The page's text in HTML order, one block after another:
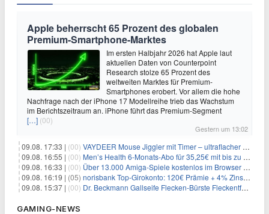
Apple beherrscht 65 Prozent des globalen
Premium-Smartphone-Marktes
Im ersten Halbjahr 2026 hat Apple laut
aktuellen Daten von Counterpoint
Research stolze 65 Prozent des
weltweiten Marktes für Premium-
Smartphones erobert. Vor allem die hohe
Nachfrage nach der iPhone 17 Modellreihe trieb das Wachstum
im Berichtszeitraum an. iPhone führt das Premium-Segment
[…] (00)
Gestern um 13:02
09.08. 17:33 | (00) VAYDEER Mouse Jiggler mit Timer – ultraflacher Maus-Mover für 25,64€
09.08. 16:55 | (00) Men’s Health 6-Monats-Abo für 35,25€ mit bis zu 30€ Gutschein
09.08. 16:33 | (00) Über 13.000 Amiga-Spiele kostenlos im Browser spielen
09.08. 16:19 | (05) norisbank Top-Girokonto: 120€ Prämie + 4% Zinsen p.a. (6 Monate)
09.08. 15:37 | (00) Dr. Beckmann Gallseife Flecken-Bürste Fleckentferner 250 ml für 1,25€
GAMING-NEWS